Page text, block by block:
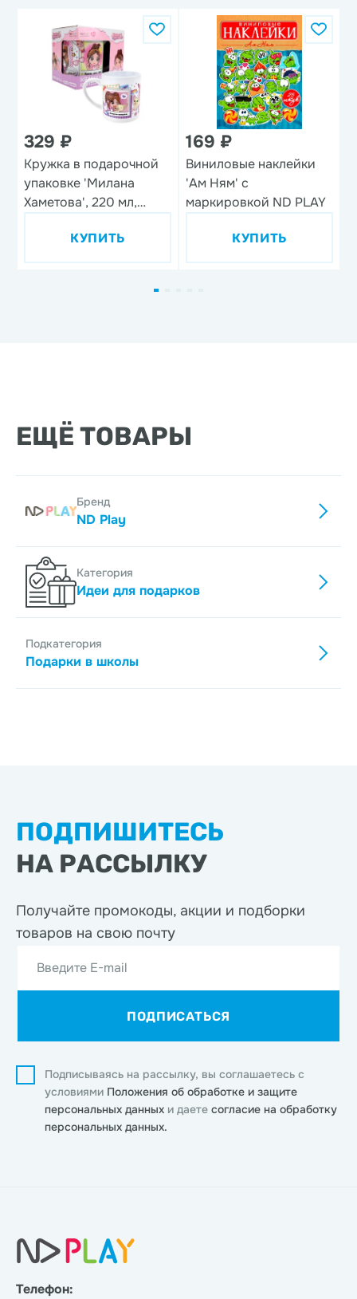
329 ₽
Кружка в подарочной
упаковке 'Милана
Хаметова', 220 мл,
КУПИТЬ
169 ₽
Виниловые наклейки
'Ам Ням' с
маркировкой ND PLAY
КУПИТЬ
ЕЩЁ ТОВАРЫ
Бренд
ND Play
Категория
Идеи для подарков
Подкатегория
Подарки в школы
ПОДПИШИТЕСЬ
НА РАССЫЛКУ
Получайте промокоды, акции и подборки
товаров на свою почту
Введите E-mail
ПОДПИСАТЬСЯ
Подписываясь на рассылку, вы соглашаетесь с
условиями Положения об обработке и защите
персональных данных и даете согласие на обработку
персональных данных.
Телефон: